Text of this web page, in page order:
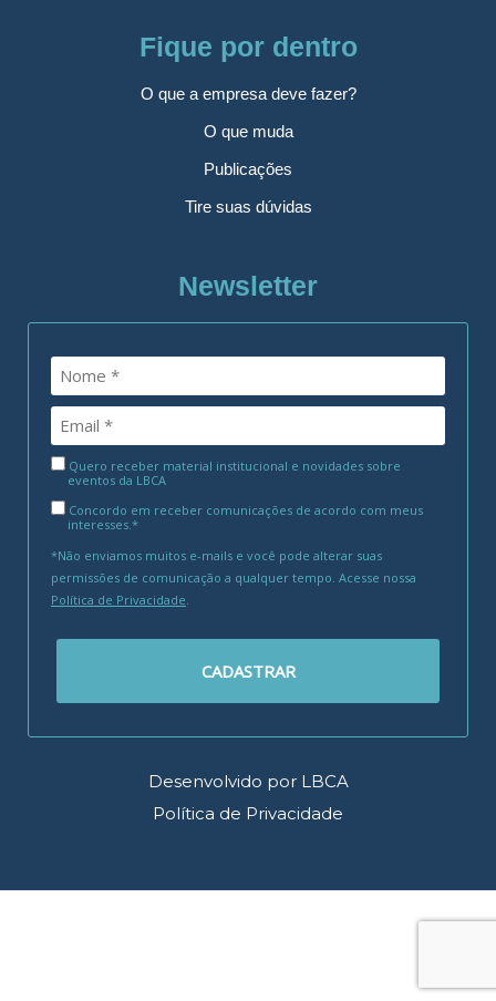
Fique por dentro
O que a empresa deve fazer?
O que muda
Publicações
Tire suas dúvidas
Newsletter
Quero receber material institucional e novidades sobre
eventos da LBCA
Concordo em receber comunicações de acordo com meus
interesses.*
*Não enviamos muitos e-mails e você pode alterar suas
permissões de comunicação a qualquer tempo. Acesse nossa
Política de Privacidade.
CADASTRAR
Desenvolvido por LBCA
Política de Privacidade